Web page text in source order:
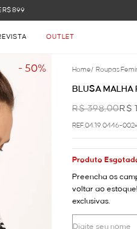
OUTLET
- 50% Home/ Roupas
BLUSA MALHA
R$ 398,00R$
REF.04.19.0446-002
Produto
Preencha os
voltar ao
exclusivas.